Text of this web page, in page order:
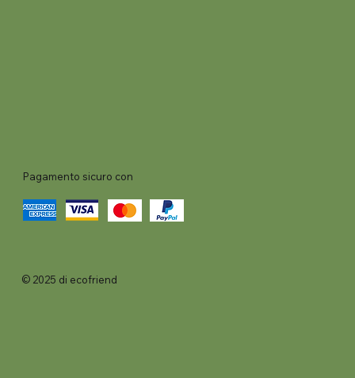
Pagamento sicuro con
© 2025 di ecofriend